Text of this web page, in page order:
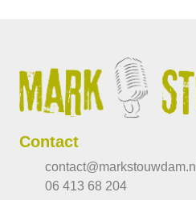
Contact
contact@markstouwdam.nl
06 413 68 204